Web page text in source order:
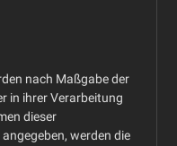
nach Maßgabe der
in ihrer Verarbeitung
dieser
werden die